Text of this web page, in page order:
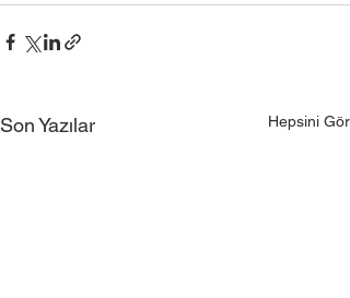
Son Yazılar Hepsini Gör